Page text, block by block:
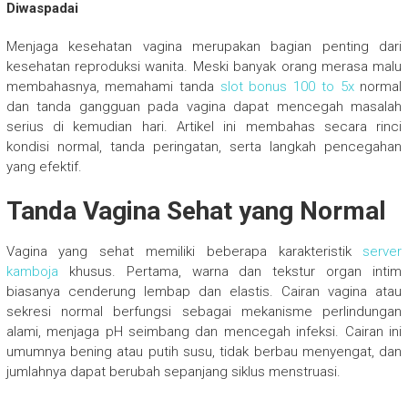
Diwaspadai
Menjaga kesehatan vagina merupakan bagian penting dari
kesehatan reproduksi wanita. Meski banyak orang merasa malu
membahasnya, memahami tanda slot bonus 100 to 5xnormal
dan tanda gangguan pada vagina dapat mencegah masalah
serius di kemudian hari. Artikel ini membahas secara rinci
kondisi normal, tanda peringatan, serta langkah pencegahan
yang efektif.
Tanda Vagina Sehat yang Normal
Vagina yang sehat memiliki beberapa karakteristik server
kamboja khusus. Pertama, warna dan tekstur organ intim
biasanya cenderung lembap dan elastis. Cairan vagina atau
sekresi normal berfungsi sebagai mekanisme perlindungan
alami, menjaga pH seimbang dan mencegah infeksi. Cairan ini
umumnya bening atau putih susu, tidak berbau menyengat, dan
jumlahnya dapat berubah sepanjang siklus menstruasi.